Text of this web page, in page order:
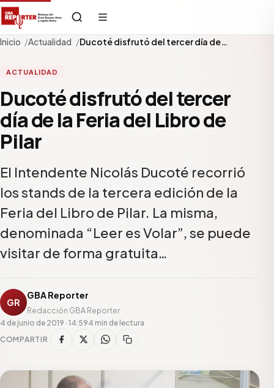
Inicio Actualidad Ducoté disfrutó del tercer día de…
ACTUALIDAD
Ducoté disfrutó del tercer
día de la Feria del Libro de
Pilar
El Intendente Nicolás Ducoté recorrió
los stands de la tercera edición de la
Feria del Libro de Pilar. La misma,
denominada “Leer es Volar”, se puede
visitar de forma gratuita…
GR
GBA Reporter
Redacción GBA Reporter
4 de junio de 2019 · 14:594 min de lectura
COMPARTIR